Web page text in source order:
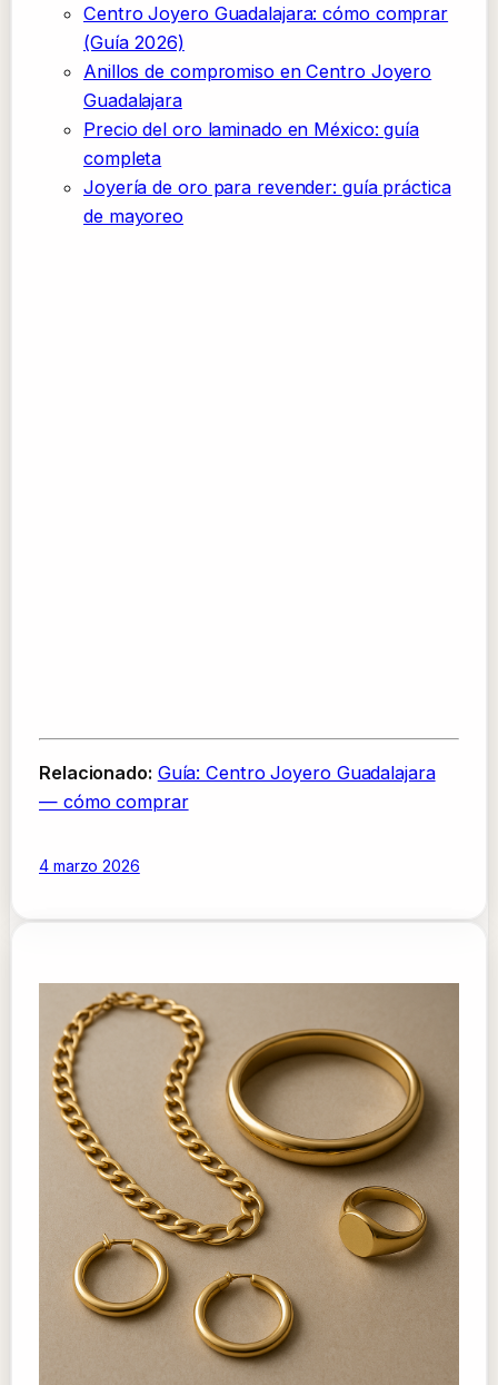
Centro Joyero Guadalajara: cómo comprar
(Guía 2026)
Anillos de compromiso en Centro Joyero
Guadalajara
Precio del oro laminado en México: guía
completa
Joyería de oro para revender: guía práctica
de mayoreo
Relacionado: Guía: Centro Joyero Guadalajara
— cómo comprar
4 marzo 2026